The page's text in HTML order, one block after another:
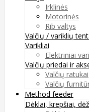
Irklinės
Motorinės
Rib valtys
Valčių / variklių
Varikliai
Elektriniai
Valčių priedai ir
Valčių ratukai
Valčių
Method feeder
Dėklai, krepšiai,